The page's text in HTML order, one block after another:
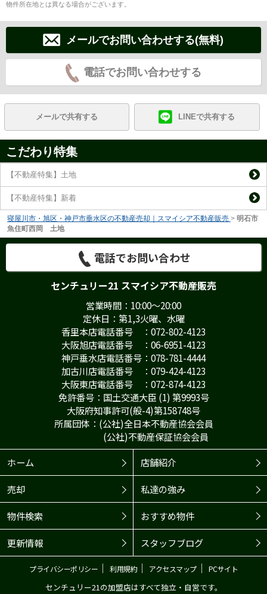
物件所在地とは異なる場合がございます。
メールでお問い合わせする(無料)
電話でお問い合わせする
メールで共有する LINEで共有する
こだわり特集
【不動産特集】土地
【不動産特集】新着
寝屋川市・旭区・神戸市垂水区の不動産売却｜スマイシア不動産販売 > 明石市
魚住町西岡 土地
電話でお問い合わせ
センチュリー21 スマイシア不動産販売
営業時間：10:00～20:00
定休日：第1,3火曜、水曜
香里本店電話番号 ：072-802-4123
大阪旭店電話番号 ：06-6951-4123
神戸垂水店電話番号：078-781-4444
加古川店電話番号 ：079-424-4123
大阪東店電話番号 ：072-874-4123
免許番号：国土交通大臣 (1) 第9993号
大阪府知事許可(般-4)第158748号
所属団体：(公社)全日本不動産協会会員
(公社)不動産保証協会会員
ホーム
店舗紹介
売却 私達の強み
物件検索 おすすめ物件
更新情報 スタッフブログ
プライバシーポリシー ｜ 利用規約｜ アクセスマップ｜ PCサイト
センチュリー21の加盟店はすべて独立・自営です。